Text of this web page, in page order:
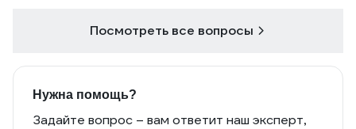
Посмотреть все вопросы
Нужна помощь?
Задайте вопрос – вам ответит наш эксперт,